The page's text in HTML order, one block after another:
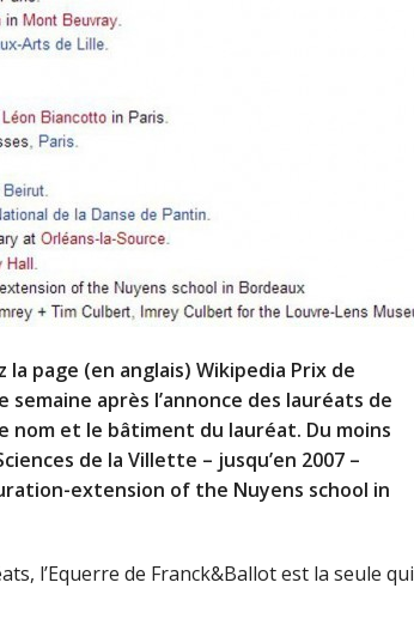
page (en anglais) Wikipedia Prix de
semaine après l’annonce des lauréats de
nom et le bâtiment du lauréat. Du moins
de la Villette – jusqu’en 2007 –
extension of the Nuyens school in
l’Equerre de Franck&Ballot est la seule qui